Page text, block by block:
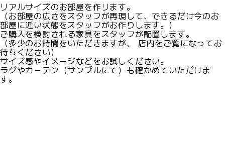
リアルサイズのお部屋を作リます。
（お部屋の広さをスタッフが再現して、できるだけ今のお
部屋に近い状態をスタッフがお作りします。）
ご購入を検討される家具をスタッフが配置します。
（多少のお時間をいただきますが、 店内をご覧になってお
待ちください）
サイズ感やイメージなどをお試しください。
ラグやカ－テン（サンプルにて）も確かめていただけま
す。